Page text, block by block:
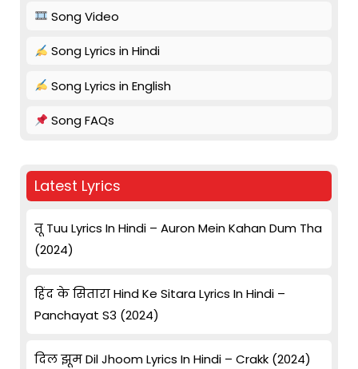
Song Video
Song Lyrics in Hindi
Song Lyrics in English
Song FAQs
Latest Lyrics
तू Tuu Lyrics In Hindi – Auron Mein Kahan Dum Tha
(2024)
हिंद के सितारा Hind Ke Sitara Lyrics In Hindi –
Panchayat S3 (2024)
दिल झूम Dil Jhoom Lyrics In Hindi – Crakk (2024)